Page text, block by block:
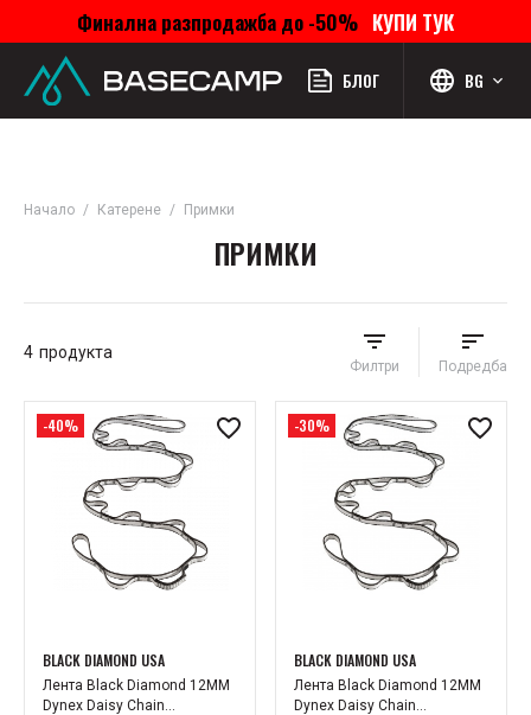
Финална разпродажба до -50% КУПИ ТУК
БЛОГ BG
Начало Катерене Примки
ПРИМКИ
4 продукта
Филтри Подредба
-40%
BLACK DIAMOND USA
Лента Black Diamond 12MM
Dynex Daisy Chain...
-30%
BLACK DIAMOND USA
Лента Black Diamond 12MM
Dynex Daisy Chain...